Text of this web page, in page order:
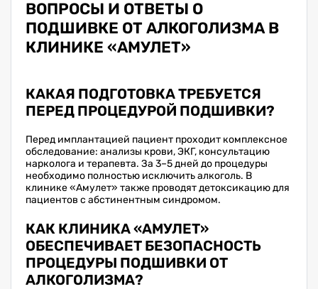
ВОПРОСЫ И ОТВЕТЫ О
ПОДШИВКЕ ОТ АЛКОГОЛИЗМА В
КЛИНИКЕ «АМУЛЕТ»
КАКАЯ ПОДГОТОВКА ТРЕБУЕТСЯ
ПЕРЕД ПРОЦЕДУРОЙ ПОДШИВКИ?
Перед имплантацией пациент проходит комплексное
обследование: анализы крови, ЭКГ, консультацию
нарколога и терапевта. За 3–5 дней до процедуры
необходимо полностью исключить алкоголь. В
клинике «Амулет» также проводят детоксикацию для
пациентов с абстинентным синдромом.
КАК КЛИНИКА «АМУЛЕТ»
ОБЕСПЕЧИВАЕТ БЕЗОПАСНОСТЬ
ПРОЦЕДУРЫ ПОДШИВКИ ОТ
АЛКОГОЛИЗМА?